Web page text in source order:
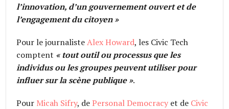
l’innovation, d’un gouvernement ouvert et de
l’engagement du citoyen »
Pour le journalisteAlex Howard, les Civic Tech
comptent «tout outil ou processus que les
individus ou les groupes peuvent utiliser pour
influer sur la scène publique».
Pour Micah Sifry, dePersonal Democracy et de Civic